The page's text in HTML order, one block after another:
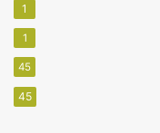
1
1
45
45